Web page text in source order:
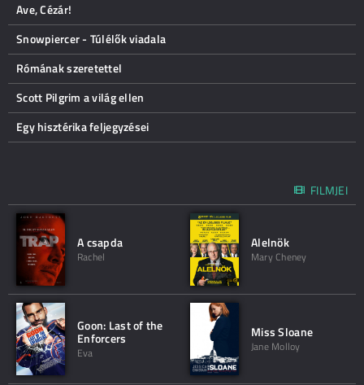
Ave, Cézár!
Snowpiercer - Túlélők viadala
Rómának szeretettel
Scott Pilgrim a világ ellen
Egy hisztérika feljegyzései
FILMJEI
A csapda
Rachel
Alelnök
Mary Cheney
Goon: Last of the
Enforcers
Eva
Miss Sloane
Jane Molloy